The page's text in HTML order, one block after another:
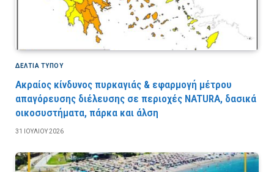
ΔΕΛΤΙΑ ΤΥΠΟΥ
Ακραίος κίνδυνος πυρκαγιάς & εφαρμογή μέτρου
απαγόρευσης διέλευσης σε περιοχές NATURA, δασικά
οικοσυστήματα, πάρκα και άλση
31 ΙΟΥΛΊΟΥ 2026